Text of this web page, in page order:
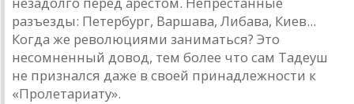
разъезды: Петербург, Варшава, Либава, Киев...
Когда же революциями заниматься? Это
несомненный довод, тем более что сам Тадеуш
не признался даже в своей принадлежности к
«Пролетариату».